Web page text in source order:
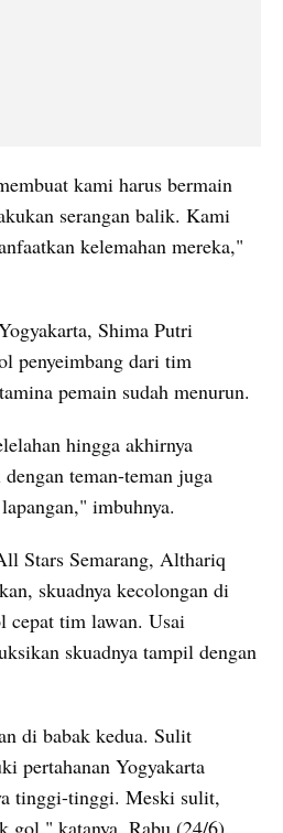
kami harus bermain
serangan balik. Kami
kelemahan mereka,"
Shima Putri
penyeimbang dari tim
pemain sudah menurun.
hingga akhirnya
teman-teman juga
imbuhnya.
Stars Semarang, Althariq
skuadnya kecolongan di
cepat tim lawan. Usai
skuadnya tampil dengan
di babak kedua. Sulit
pertahanan Yogyakarta
tinggi-tinggi. Meski sulit,
gol," katanya, Rabu (24/6).